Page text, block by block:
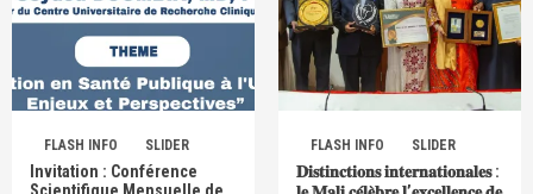
FLASH INFO SLIDER
Invitation : Conférence
Scientifique Mensuelle de
FLASH INFO SLIDER
𝐃𝐢𝐬𝐭𝐢𝐧𝐜𝐭𝐢𝐨𝐧𝐬 𝐢𝐧𝐭𝐞𝐫𝐧𝐚𝐭𝐢𝐨𝐧𝐚𝐥𝐞𝐬 :